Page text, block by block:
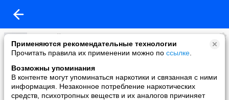
Применяются рекомендательные технологии
Прочитать правила их применении можно по ссылке
Возможны упоминания
В контенте могут упоминаться наркотики и связанная с ними
информация. Незаконное потребление наркотических
средств, психотропных веществ и их аналогов причиняет
дмитрий
added a photo
29 Oct в 22:42